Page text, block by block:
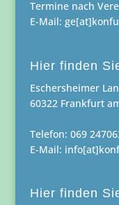
Termine nach
E-Mail:
Hier finden
Eschersheimer
60322 Frankfurt
Telefon: 069
E-Mail:
Hier finden